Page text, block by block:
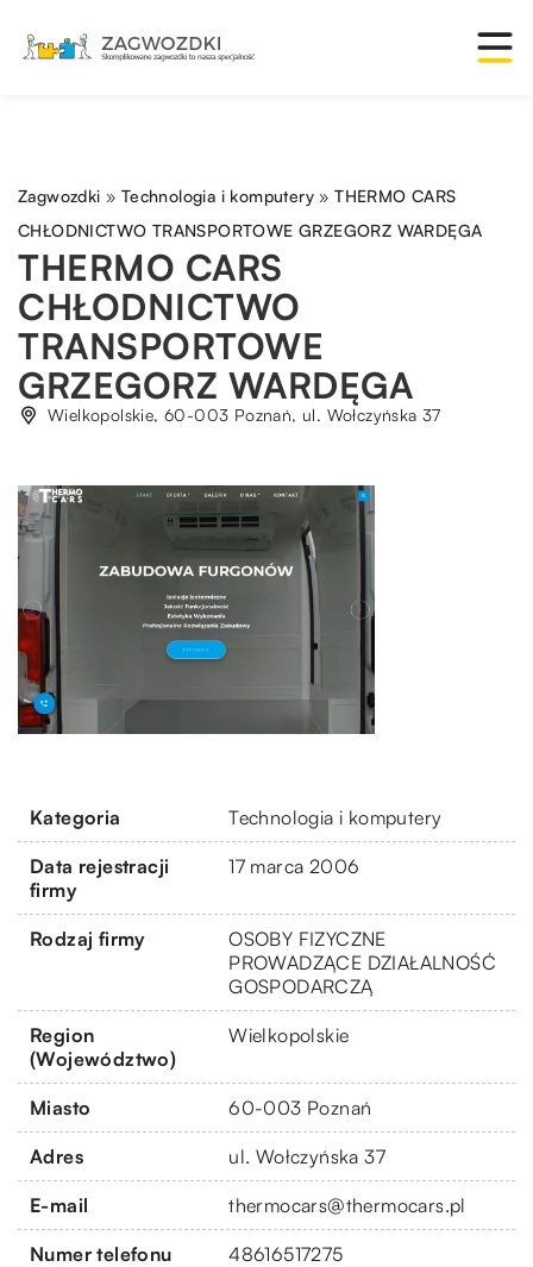
Zagwozdki » Technologia i komputery »THERMO CARS
CHŁODNICTWO TRANSPORTOWE GRZEGORZ WARDĘGA
THERMO CARS
CHŁODNICTWO
TRANSPORTOWE
GRZEGORZ WARDĘGA
Wielkopolskie, 60-003 Poznań, ul. Wołczyńska 37
Kategoria Technologia i komputery
Data rejestracji
firmy
17 marca 2006
Rodzaj firmy
OSOBY FIZYCZNE
PROWADZĄCE DZIAŁALNOŚĆ
GOSPODARCZĄ
Region
(Województwo)
Wielkopolskie
Miasto 60-003 Poznań
Adres ul. Wołczyńska 37
E-mail thermocars@thermocars.pl
Numer telefonu 48616517275